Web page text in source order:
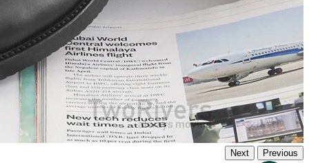
Previous
Next